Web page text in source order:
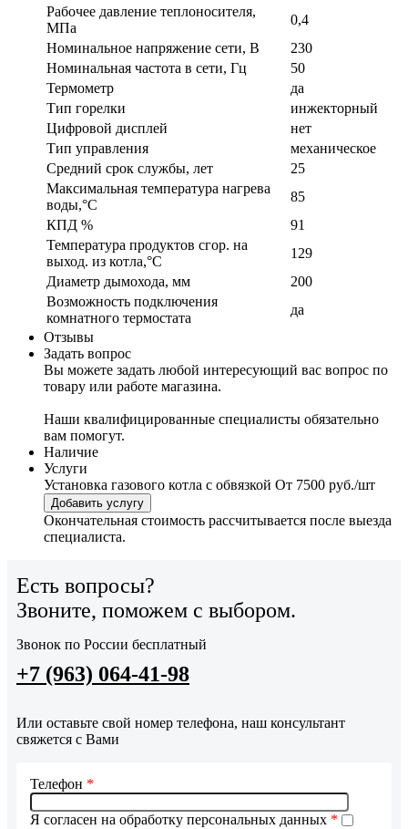
Рабочее давление теплоносителя,
МПа
0,4
Номинальное напряжение сети, В
230
Номинальная частота в сети, Гц
50
Термометр
да
Тип горелки
инжекторный
Цифровой дисплей
нет
Тип управления
механическое
Средний срок службы, лет
25
Максимальная температура нагрева
воды,°С
85
КПД %
91
Температура продуктов сгор. на
выход. из котла,°С
129
Диаметр дымохода, мм
200
Возможность подключения
комнатного термостата
да
Отзывы
Задать вопрос
Вы можете задать любой интересующий вас вопрос по
товару или работе магазина.
Наши квалифицированные специалисты обязательно
вам помогут.
Наличие
Услуги
Установка газового котла с обвязкой От 7500 руб./шт
Добавить услугу
Окончательная стоимость рассчитывается после выезда
специалиста.
Есть вопросы?
Звоните, поможем с выбором.
Звонок по России бесплатный
+7 (963) 064-41-98
Или оставьте свой номер телефона, наш консультант
свяжется с Вами
Я согласен на обработку персональных данных *
Телефон *